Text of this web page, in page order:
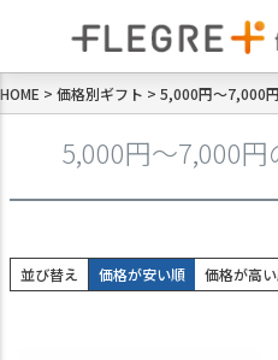
HOME 価格別ギフト 5,000円～7,000
5,000円～7,000
並び替え 価格が安い順 価格が高